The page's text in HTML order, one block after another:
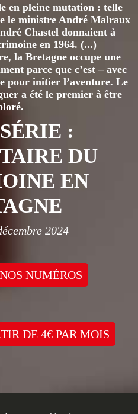
en pleine mutation : telle
le ministre André Malraux
Chastel donnaient à
en 1964. (...)
la Bretagne occupe une
parce que c’est – avec
pour initier l’aventure. Le
a été le premier à être
:
DU
EN
2024
NUMÉROS
DE 4€ PAR MOIS